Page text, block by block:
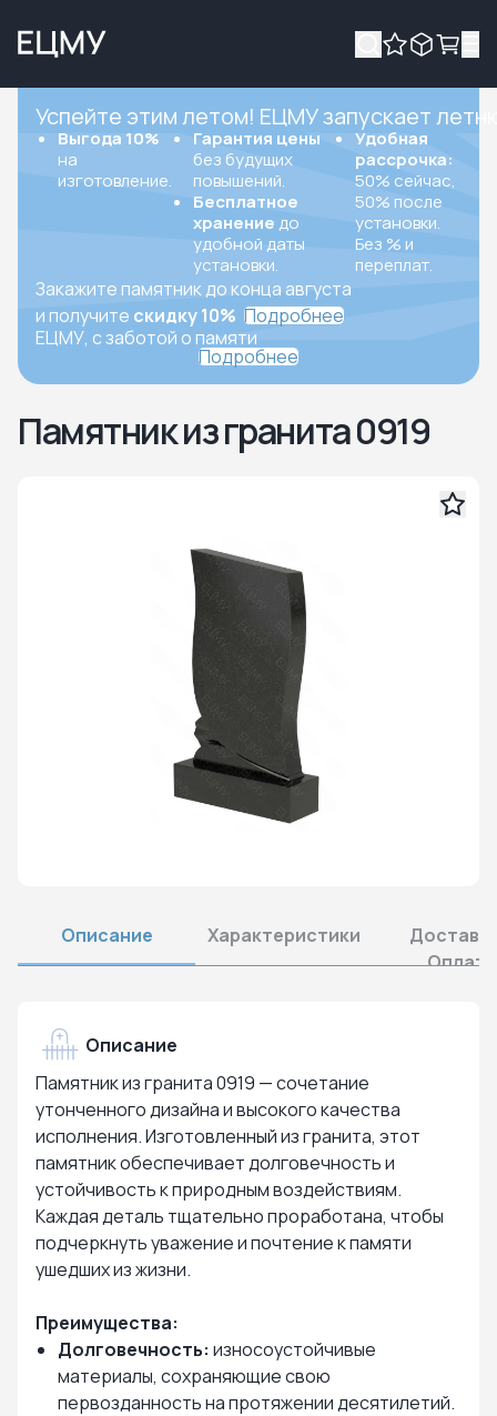
Успейте этим летом! ЕЦМУ запускает
Выгода 10%
на
изготовление.
Гарантия цены
без будущих
повышений.
Бесплатное
хранение до
удобной даты
установки.
Удобная
рассрочка:
50% сейчас,
50% после
установки.
Без % и
переплат.
Закажите памятник до конца августа
и получите скидку 10% Подробнее
ЕЦМУ, с заботой о памяти
Подробнее
Памятник из гранита 0919
Описание Характеристики
Оплата
Описание
Памятник из гранита 0919 — сочетание
утонченного дизайна и высокого качества
исполнения. Изготовленный из гранита, этот
памятник обеспечивает долговечность и
устойчивость к природным воздействиям.
Каждая деталь тщательно проработана, чтобы
подчеркнуть уважение и почтение к памяти
ушедших из жизни.
Преимущества:
Долговечность: износоустойчивые
материалы, сохраняющие свою
первозданность на протяжении десятилетий.